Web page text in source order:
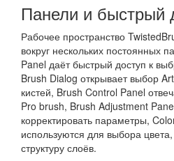
Панели и быстрый
Рабочее пространство
вокруг нескольких постоянных
Panel даёт быстрый доступ к
Brush Dialog открывает выбор
кистей, Brush Control Panel
Pro brush, Brush Adjustment
корректировать параметры,
используются для выбора
структуру слоёв.